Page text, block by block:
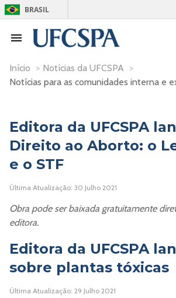
BRASIL
Acesso
Início > Notícias da UFCSPA >
Notícias para as comunidades interna e
Editora da UFCSPA
Direito ao Aborto: o
e o STF
Última Atualização: 30 Julho 2021
Obra pode ser baixada gratuitamente
editora.
Editora da UFCSPA
sobre plantas tóxicas
Última Atualização: 29 Julho 2021